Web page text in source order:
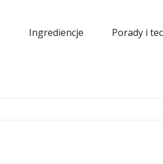
Ingrediencje Porady i